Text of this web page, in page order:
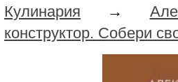
Кулинария →
конструктор. Собери